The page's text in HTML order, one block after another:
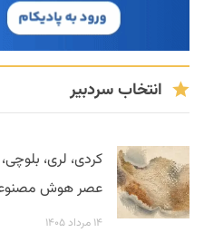
انتخاب سردبیر
کردی، لری،
عصر هوش مصنوعی
۱۴ مرداد ۱۴۰۵